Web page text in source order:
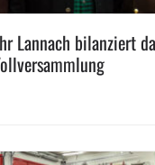
Lannach bilanziert